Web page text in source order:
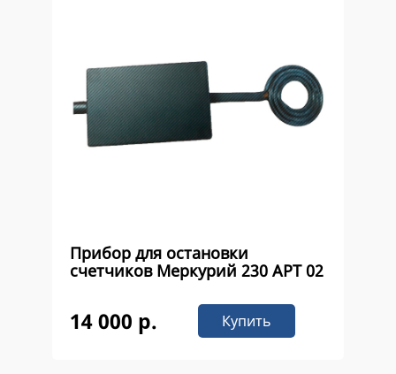
Прибор для остановки
счетчиков Меркурий 230 APT 02
14 000 р. Купить